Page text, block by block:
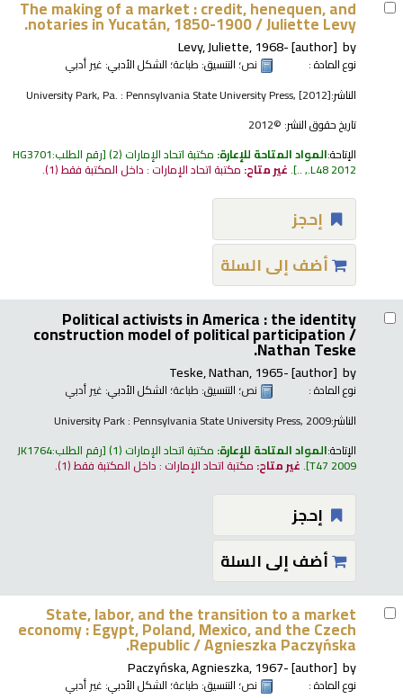
The making of a market : credit, henequen, and
notaries in Yucatán, 1850-1900 /Juliette Levy.
by
Levy, Juliette, 1968-[author]
نوع المادة : نص؛ التنسيق: طباعة؛ الشكل الأدبي: غير أدبي
الناشر:University Park, Pa. : Pennsylvania State University Press, [2012]
تاريخ حقوق النشر: ©2012
الإتاحة:المواد المتاحة للإعارة: مكتبة اتحاد الإمارات (2) رقم الطلب:HG3701
.L48 2012, ..
.غير متاح:مكتبة اتحاد الإمارات : داخل المكتبة فقط(1).
إحجز
أضف إلى السلة
Political activists in America : the identity
construction model of political participation /
Nathan Teske.
by
Teske, Nathan, 1965-[author]
نوع المادة : نص؛ التنسيق: طباعة؛ الشكل الأدبي: غير أدبي
الناشر:University Park : Pennsylvania State University Press, 2009
الإتاحة:المواد المتاحة للإعارة: مكتبة اتحاد الإمارات (1) رقم الطلب:JK1764
T47 2009
.غير متاح: مكتبة اتحاد الإمارات : داخل المكتبة فقط(1).
إحجز
أضف إلى السلة
State, labor, and the transition to a market
economy : Egypt, Poland, Mexico, and the Czech
Republic /Agnieszka Paczyńska.
by
Paczyńska, Agnieszka, 1967-[author]
نوع المادة : نص؛ التنسيق: طباعة؛ الشكل الأدبي: غير أدبي